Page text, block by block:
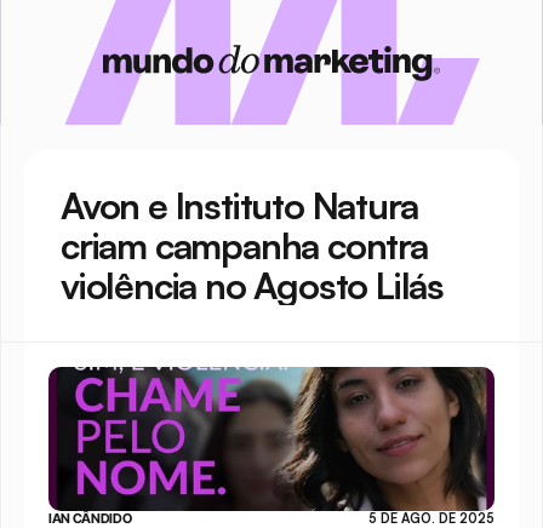
Avon e Instituto Natura
criam campanha contra
violência no Agosto Lilás
IAN CÂNDIDO 5 DE AGO. DE 2025